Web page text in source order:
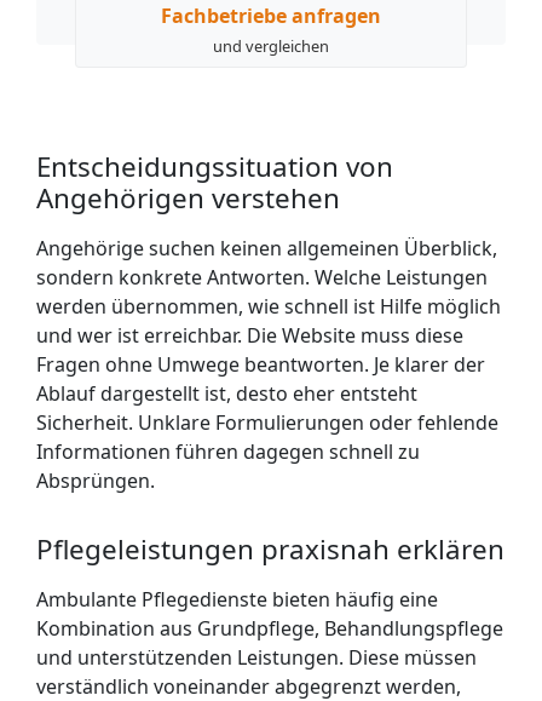
Fachbetriebe anfragen
und vergleichen
Entscheidungssituation von
Angehörigen verstehen
Angehörige suchen keinen allgemeinen Überblick,
sondern konkrete Antworten. Welche Leistungen
werden übernommen, wie schnell ist Hilfe möglich
und wer ist erreichbar. Die Website muss diese
Fragen ohne Umwege beantworten. Je klarer der
Ablauf dargestellt ist, desto eher entsteht
Sicherheit. Unklare Formulierungen oder fehlende
Informationen führen dagegen schnell zu
Absprüngen.
Pflegeleistungen praxisnah erklären
Ambulante Pflegedienste bieten häufig eine
Kombination aus Grundpflege, Behandlungspflege
und unterstützenden Leistungen. Diese müssen
verständlich voneinander abgegrenzt werden,